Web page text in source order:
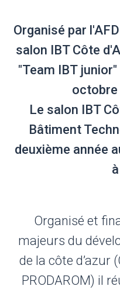
Organisé par
salon IBT Côte
"Team IBT
octobre
Le salon IBT
Bâtiment
deuxième année
Organisé et
majeurs du
de la côte d’azur
PRODAROM) il